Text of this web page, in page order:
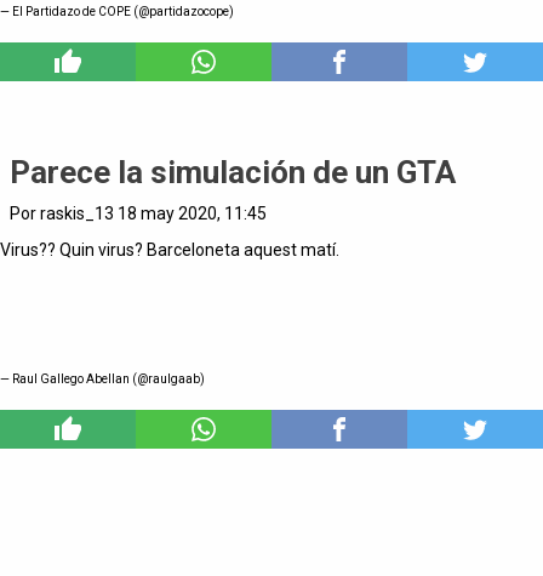
— El Partidazo de COPE (@partidazocope)
Parece la simulación de un GTA
Por raskis_13 18 may 2020, 11:45
Virus?? Quin virus? Barceloneta aquest matí.
— Raul Gallego Abellan (@raulgaab)